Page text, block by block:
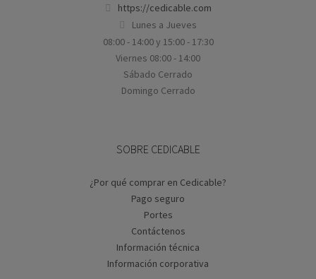
https://cedicable.com
Lunes a Jueves
08:00 - 14:00 y 15:00 - 17:30
Viernes 08:00 - 14:00
Sábado Cerrado
Domingo Cerrado
SOBRE CEDICABLE
¿Por qué comprar en Cedicable?
Pago seguro
Portes
Contáctenos
Información técnica
Información corporativa